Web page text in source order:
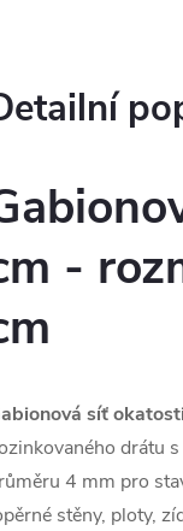
-
síť
drátu
4 mm pro
stěny, ploty,